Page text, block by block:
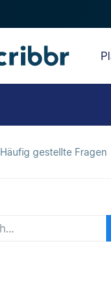
Häufig gestellte Fragen